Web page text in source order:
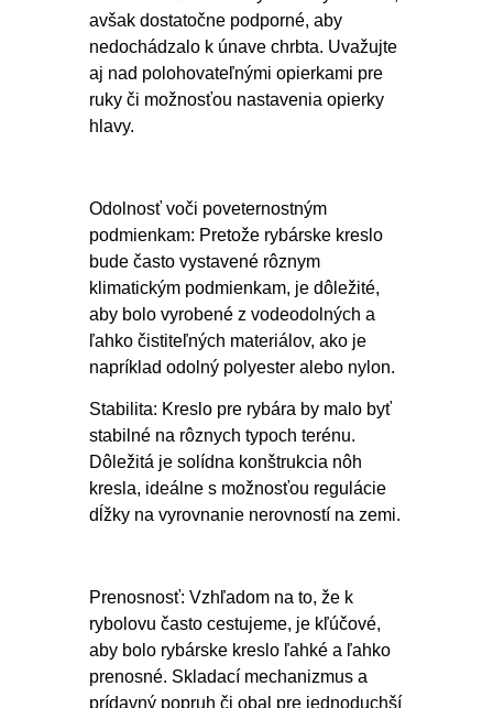
avšak dostatočne podporné, aby
nedochádzalo k únave chrbta. Uvažujte
aj nad polohovateľnými opierkami pre
ruky či možnosťou nastavenia opierky
hlavy.
Odolnosť voči poveternostným
podmienkam: Pretože rybárske kreslo
bude často vystavené rôznym
klimatickým podmienkam, je dôležité,
aby bolo vyrobené z vodeodolných a
ľahko čistiteľných materiálov, ako je
napríklad odolný polyester alebo nylon.
Stabilita: Kreslo pre rybára by malo byť
stabilné na rôznych typoch terénu.
Dôležitá je solídna konštrukcia nôh
kresla, ideálne s možnosťou regulácie
dĺžky na vyrovnanie nerovností na zemi.
Prenosnosť: Vzhľadom na to, že k
rybolovu často cestujeme, je kľúčové,
aby bolo rybárske kreslo ľahké a ľahko
prenosné. Skladací mechanizmus a
prídavný popruh či obal pre jednoduchší